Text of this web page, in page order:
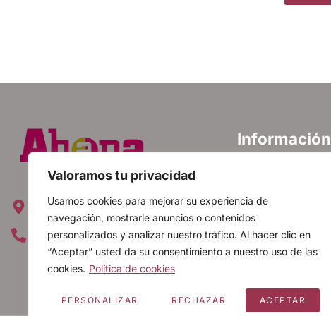
Valoramos tu privacidad
Usamos cookies para mejorar su experiencia de
navegación, mostrarle anuncios o contenidos
personalizados y analizar nuestro tráfico. Al hacer clic en
“Aceptar” usted da su consentimiento a nuestro uso de las
cookies. Política de cookies
PERSONALIZAR RECHAZAR ACEPTAR
Avda. Emperatriz Isabel, 12 28019
Madrid, España
+34 91 560 20 88
Información
Aviso legal
FAQ
Mapa web